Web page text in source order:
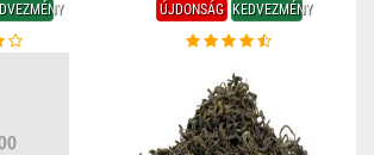
ÚJDONSÁG KEDVEZMÉNY